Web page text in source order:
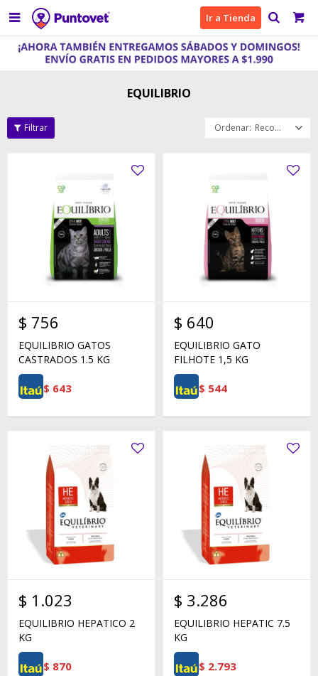
 Ir a Tienda
EQUILIBRIO
Recomendados
$ 756
EQUILIBRIO GATOS
CASTRADOS 1.5 KG
$ 643
$ 640
EQUILIBRIO GATO
FILHOTE 1,5 KG
$ 544
$ 1.023
EQUILIBRIO HEPATICO 2
KG
$ 870
$ 3.286
EQUILIBRIO HEPATIC 7.5
KG
$ 2.793